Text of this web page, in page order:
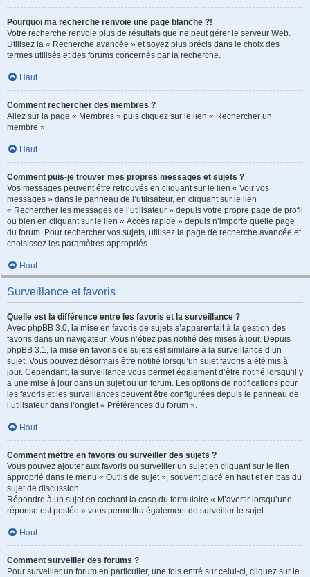
Pourquoi ma recherche renvoie une page blanche ?!
Votre recherche renvoie plus de résultats que ne peut gérer le serveur Web.
Utilisez la « Recherche avancée » et soyez plus précis dans le choix des
termes utilisés et des forums concernés par la recherche.
Haut
Comment rechercher des membres ?
Allez sur la page « Membres » puis cliquez sur le lien « Rechercher un
membre ».
Haut
Comment puis-je trouver mes propres messages et sujets ?
Vos messages peuvent être retrouvés en cliquant sur le lien « Voir vos
messages » dans le panneau de l’utilisateur, en cliquant sur le lien
« Rechercher les messages de l’utilisateur » depuis votre propre page de profil
ou bien en cliquant sur le lien « Accès rapide » depuis n’importe quelle page
du forum. Pour rechercher vos sujets, utilisez la page de recherche avancée et
choisissez les paramètres appropriés.
Haut
Surveillance et favoris
Quelle est la différence entre les favoris et la surveillance ?
Avec phpBB 3.0, la mise en favoris de sujets s’apparentait à la gestion des
favoris dans un navigateur. Vous n’étiez pas notifié des mises à jour. Depuis
phpBB 3.1, la mise en favoris de sujets est similaire à la surveillance d’un
sujet. Vous pouvez désormais être notifié lorsqu’un sujet favoris a été mis à
jour. Cependant, la surveillance vous permet également d’être notifié lorsqu’il y
a une mise à jour dans un sujet ou un forum. Les options de notifications pour
les favoris et les surveillances peuvent être configurées depuis le panneau de
l’utilisateur dans l’onglet « Préférences du forum ».
Haut
Comment mettre en favoris ou surveiller des sujets ?
Vous pouvez ajouter aux favoris ou surveiller un sujet en cliquant sur le lien
approprié dans le menu « Outils de sujet », souvent placé en haut et en bas du
sujet de discussion.
Répondre à un sujet en cochant la case du formulaire « M’avertir lorsqu’une
réponse est postée » vous permettra également de surveiller le sujet.
Haut
Comment surveiller des forums ?
Pour surveiller un forum en particulier, une fois entré sur celui-ci, cliquez sur le